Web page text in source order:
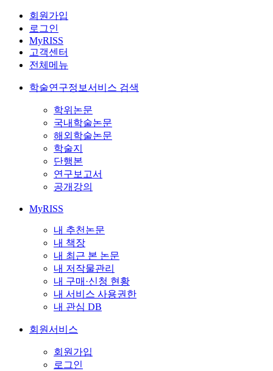
회원가입
로그인
MyRISS
고객센터
전체메뉴
학술연구정보서비스 검색
학위논문
국내학술논문
해외학술논문
학술지
단행본
연구보고서
공개강의
MyRISS
내 추천논문
내 책장
내 최근 본 논문
내 저작물관리
내 구매·신청 현황
내 서비스 사용권한
내 관심 DB
회원서비스
회원가입
로그인